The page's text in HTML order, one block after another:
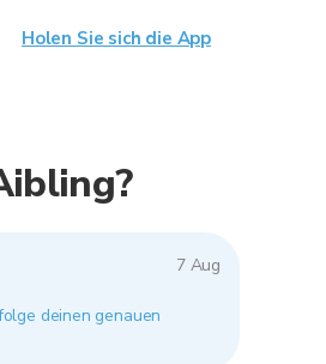
7 Aug
deinen genauen
Holen Sie sich die App